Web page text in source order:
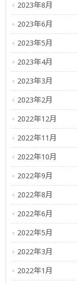
2023年8月
2023年6月
2023年5月
2023年4月
2023年3月
2023年2月
2022年12月
2022年11月
2022年10月
2022年9月
2022年8月
2022年6月
2022年5月
2022年3月
2022年1月